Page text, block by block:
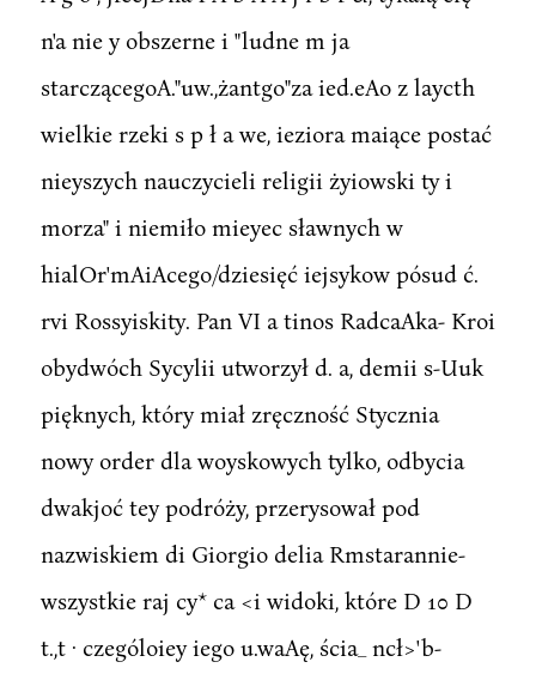
n'a nie y obszerne i "ludne m ja
starczącegoA."uw.,żantgo"za ied.eAo z laycth
wielkie rzeki s p ł a we, ieziora maiące postać
nieyszych nauczycieli religii żyiowski ty i
morza" i niemiło mieyec sławnych w
hialOr'mAiAcego/dziesięć iejsykow pósud ć.
rvi Rossyiskity. Pan VI a tinos RadcaAka- Kroi
obydwóch Sycylii utworzył d. a, demii s-Uuk
pięknych, który miał zręczność Stycznia
nowy order dla woyskowych tylko, odbycia
dwakjoć tey podróży, przerysował pod
nazwiskiem di Giorgio delia Rmstarannie-
wszystkie raj cy* ca <i widoki, które D 10 D
t.,t · czególoiey iego u.waAę, ścia_ ncł>'b-